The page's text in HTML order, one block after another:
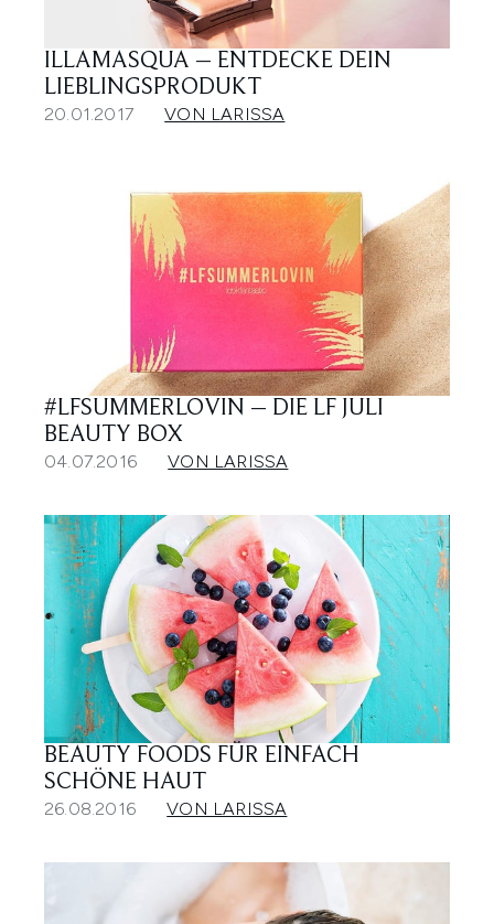
ILLAMASQUA – ENTDECKE DEIN
LIEBLINGSPRODUKT
20.01.2017 VON LARISSA
#LFSUMMERLOVIN – DIE LF JULI
BEAUTY BOX
04.07.2016 VON LARISSA
BEAUTY FOODS FÜR EINFACH
SCHÖNE HAUT
26.08.2016 VON LARISSA